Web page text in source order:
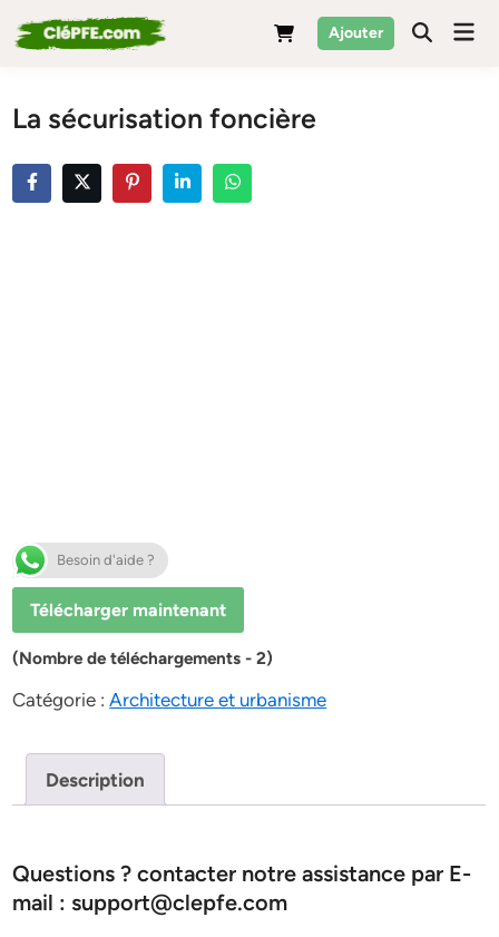
to
Ajouter
La sécurisation foncière
Besoin d'aide ?
Télécharger maintenant
(Nombre de téléchargements - 2)
Catégorie :Architecture et urbanisme
Description
Questions ? contacter notre assistance par E-
mail : support@clepfe.com